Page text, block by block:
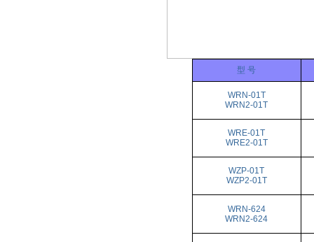
型 号
WRN-01T
WRN2-01T
WRE-01T
WRE2-01T
WZP-01T
WZP2-01T
WRN-624
WRN2-624